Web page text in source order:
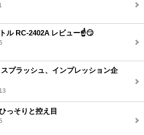
ル RC-2402A レビュー☝️😏
プラッシュ、インプレッション企
っそりと控え目